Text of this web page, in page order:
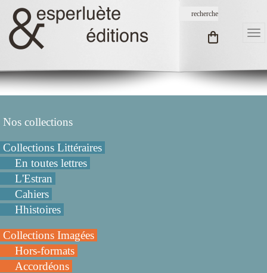
Nos collections
Collections Littéraires
En toutes lettres
L'Estran
Cahiers
Hhistoires
Collections Imagées
Hors-formats
Accordéons